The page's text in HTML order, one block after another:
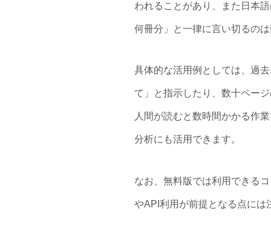
われることがあり、また日本
何冊分」と一律に言い切るの
具体的な活用例としては、過
て」と指示したり、数十ペー
人間が読むと数時間かかる作
分析にも活用できます。
なお、無料版では利用できる
やAPI利用が前提となる点には